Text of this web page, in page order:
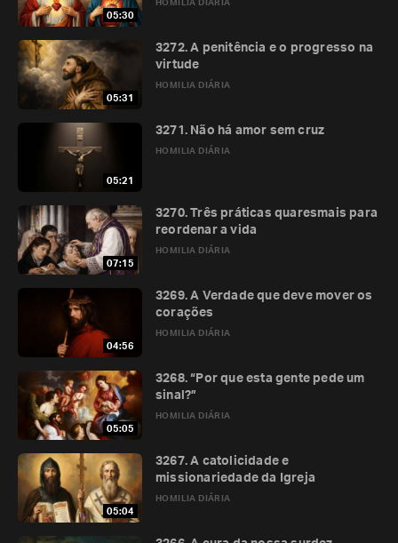
05:30
HOMILIA DIÁRIA
05:31
HOMILIA DIÁRIA
3272. A penitência e o progresso na
virtude
05:21
HOMILIA DIÁRIA
3271. Não há amor sem cruz
07:15
HOMILIA DIÁRIA
3270. Três práticas quaresmais para
reordenar a vida
04:56
HOMILIA DIÁRIA
3269. A Verdade que deve mover os
corações
05:05
HOMILIA DIÁRIA
3268. “Por que esta gente pede um
sinal?”
05:04
HOMILIA DIÁRIA
3267. A catolicidade e
missionariedade da Igreja